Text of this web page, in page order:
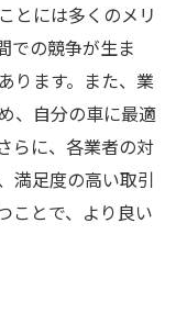
ためのヒント
取引の進め方
要性
識
ない方法
のポイント
取のコツ
方法
とには多くのメリ
での競争が生ま
ります。また、業
、自分の車に最適
らに、各業者の対
満足度の高い取引
ことで、より良い